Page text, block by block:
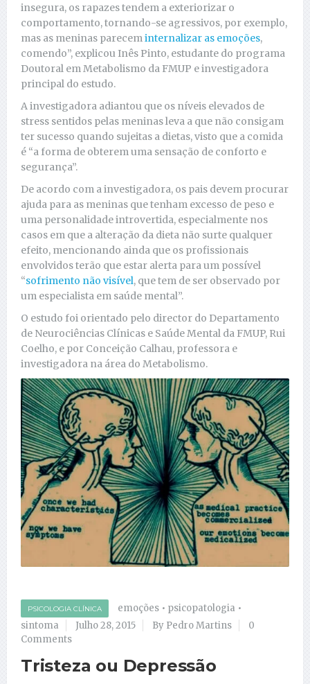
insegura, os rapazes tendem a exteriorizar o
comportamento, tornando-se agressivos, por exemplo,
mas as meninas pareceminternalizar as emoções,
comendo”, explicou Inês Pinto, estudante do programa
Doutoral em Metabolismo da FMUP e investigadora
principal do estudo.
A investigadora adiantou que os níveis elevados de
stress sentidos pelas meninas leva a que não consigam
ter sucesso quando sujeitas a dietas, visto que a comida
é “a forma de obterem uma sensação de conforto e
segurança”.
De acordo com a investigadora, os pais devem procurar
ajuda para as meninas que tenham excesso de peso e
uma personalidade introvertida, especialmente nos
casos em que a alteração da dieta não surte qualquer
efeito, mencionando ainda que os profissionais
envolvidos terão que estar alerta para um possível
“sofrimento não visível, que tem de ser observado por
um especialista em saúde mental”.
O estudo foi orientado pelo director do Departamento
de Neurociências Clínicas e Saúde Mental da FMUP, Rui
Coelho, e por Conceição Calhau, professora e
investigadora na área do Metabolismo.
PSICOLOGIA CLÍNICA emoções • psicopatologia •
sintoma
Julho 28, 2015 By Pedro Martins
0
Comments
Tristeza ou Depressão